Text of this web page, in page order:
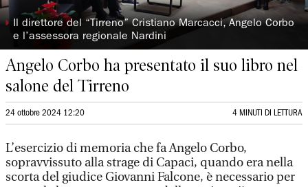
◗ Il direttore del “Tirreno” Cristiano Marcacci, Angelo Corbo
e l’assessora regionale Nardini
Angelo Corbo ha presentato il suo libro nel
salone del Tirreno
24 ottobre 2024 12:20 4 MINUTI DI LETTURA
L’esercizio di memoria che fa Angelo Corbo,
sopravvissuto alla strage di Capaci, quando era nella
scorta del giudice Giovanni Falcone, è necessario per